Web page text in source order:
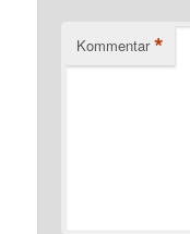
Kommentar *